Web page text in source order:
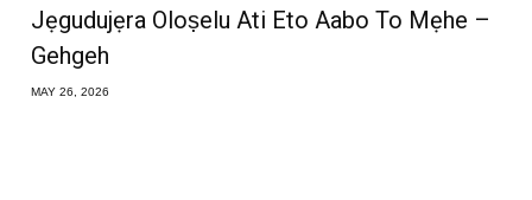
Jẹgudujẹra Oloṣelu Ati Eto Aabo To Mẹhe –
Gehgeh
MAY 26, 2026